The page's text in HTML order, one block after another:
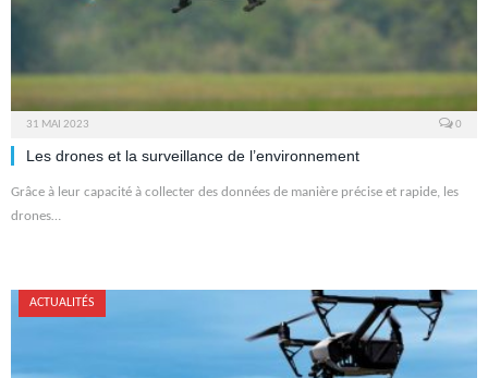
31 MAI 2023 0
Les drones et la surveillance de l’environnement
Grâce à leur capacité à collecter des données de manière précise et rapide, les
drones…
ACTUALITÉS